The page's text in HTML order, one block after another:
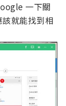
一下關
就能找到相